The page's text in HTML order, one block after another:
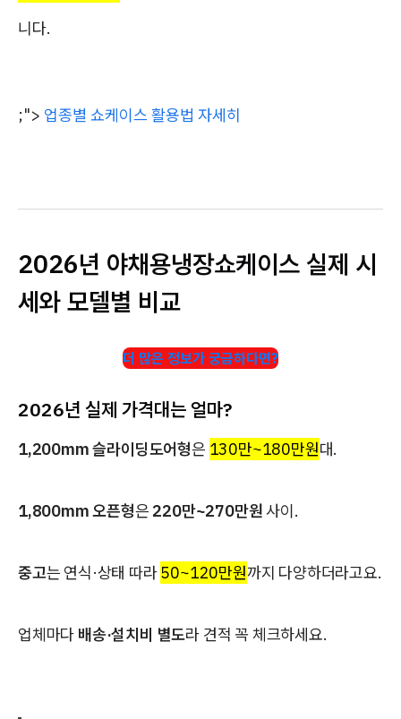
니다.
;"> 업종별 쇼케이스 활용법 자세히
2026년 야채용냉장쇼케이스 실제 시
세와 모델별 비교
더 많은 정보가 궁금하다면?
2026년 실제 가격대는 얼마?
1,200mm 슬라이딩도어형은 130만~180만원대.
1,800mm 오픈형은 220만~270만원 사이.
중고는 연식·상태 따라50~120만원까지 다양하더라고요.
업체마다 배송·설치비 별도라 견적 꼭 체크하세요.